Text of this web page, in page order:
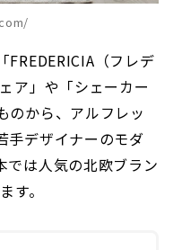
（フレデ
ア」や「シェーカー
のから、アルフレッ
手デザイナーのモダ
では人気の北欧ブラン
す。